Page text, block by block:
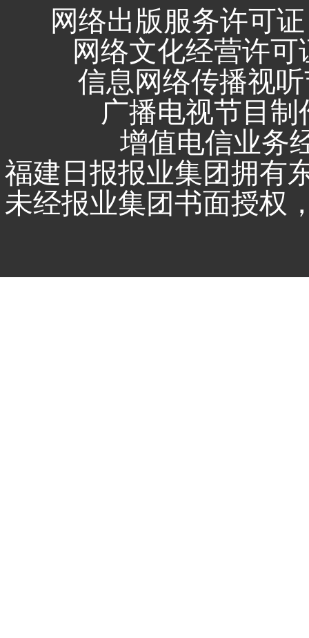
网络出版服务许可
网络文化经营许可
信息网络传播视
广播电视节目
增值电信业务
福建日报报业集团拥有
未经报业集团书面授权